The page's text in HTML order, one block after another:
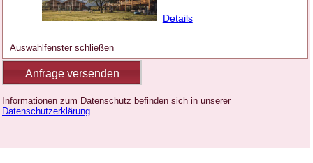
Details
Auswahlfenster schließen
Informationen zum Datenschutz befinden sich in unserer
Datenschutzerklärung.